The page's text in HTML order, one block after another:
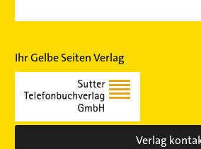
Ihr Gelbe Seiten Verlag
Verlag